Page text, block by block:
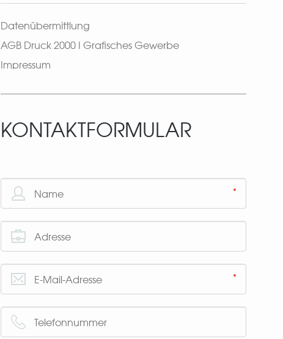
Datenübermittlung
AGB Druck 2000 I Grafisches Gewerbe
Impressum
KONTAKTFORMULAR